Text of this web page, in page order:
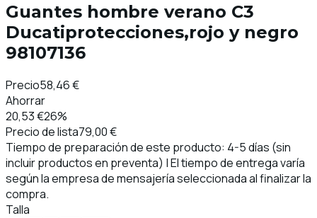
Guantes hombre verano C3
Ducatiprotecciones,rojo y negro
98107136
Precio58,46 €
Ahorrar
20,53 €26%
Precio de lista79,00 €
Tiempo de preparación de este producto: 4-5 días (sin
incluir productos en preventa) | El tiempo de entrega varía
según la empresa de mensajería seleccionada al finalizar la
compra.
Talla